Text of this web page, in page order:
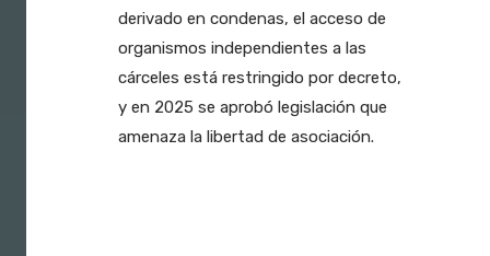
derivado en condenas, el acceso de
organismos independientes a las
cárceles está restringido por decreto,
y en 2025 se aprobó legislación que
amenaza la libertad de asociación.